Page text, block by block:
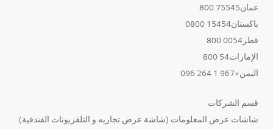
عمان75545 800
باكستان15454 0800
قطر0054 800
الإمارات54 800
اليمن+967 1 264 096
قسم الشركات
شاشات عرض المعلومات (شاشة عرض تجاريه و التلفزيونات الفندقية)